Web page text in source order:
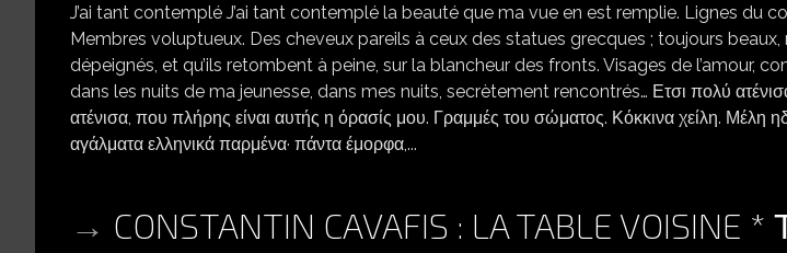
J’ai tant contemplé J’ai tant contemplé la beauté que ma vue en est remplie. Lignes du
Membres voluptueux. Des cheveux pareils à ceux des statues grecques ; toujours
dépeignés, et qu’ils retombent à peine, sur la blancheur des fronts. Visages de l’amour,
dans les nuits de ma jeunesse, dans mes nuits, secrètement rencontrés… Ετσι πολύ
ατένισα, που πλήρης είναι αυτής η όρασίς μου. Γραμμές του σώματος. Κόκκινα χείλη. Μέλη
αγάλματα ελληνικά παρμένα· πάντα έμορφα,...
CONSTANTIN CAVAFIS : LA TABLE